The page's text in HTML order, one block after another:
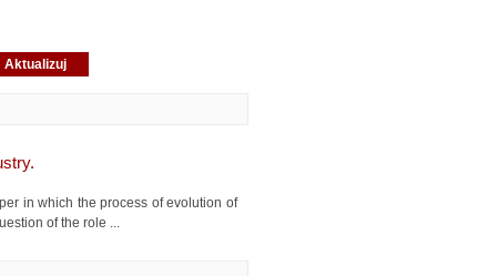
in which the process of evolution of
of the role ...